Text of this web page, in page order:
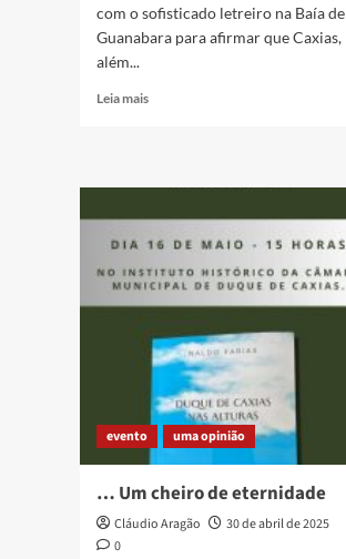
com o sofisticado letreiro na Baía de
Guanabara para afirmar que Caxias,
além...
Leia maisRead
de
festa
evento uma opinião
… Um cheiro de eternidade
Cláudio Aragão
30 de abril de 2025
0